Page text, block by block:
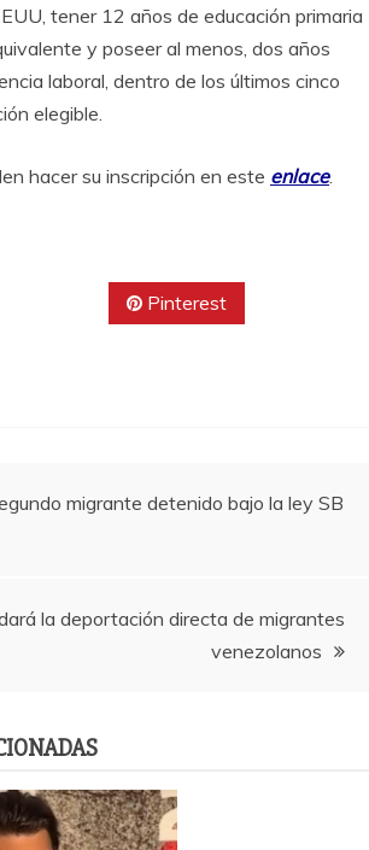
tener 12 años de educación primaria
y poseer al menos, dos años
laboral, dentro de los últimos cinco
elegible.
hacer su inscripción en este enlace.
Pinterest
migrante detenido bajo la ley SB
la deportación directa de migrantes
venezolanos